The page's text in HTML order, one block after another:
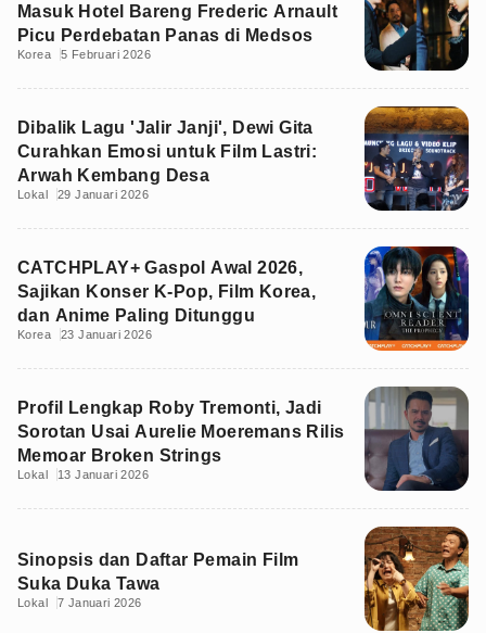
Masuk Hotel Bareng Frederic Arnault
Picu Perdebatan Panas di Medsos
Korea 5 Februari 2026
Dibalik Lagu 'Jalir Janji', Dewi Gita
Curahkan Emosi untuk Film Lastri:
Arwah Kembang Desa
Lokal 29 Januari 2026
CATCHPLAY+ Gaspol Awal 2026,
Sajikan Konser K-Pop, Film Korea,
dan Anime Paling Ditunggu
Korea 23 Januari 2026
Profil Lengkap Roby Tremonti, Jadi
Sorotan Usai Aurelie Moeremans Rilis
Memoar Broken Strings
Lokal 13 Januari 2026
Sinopsis dan Daftar Pemain Film
Suka Duka Tawa
Lokal 7 Januari 2026